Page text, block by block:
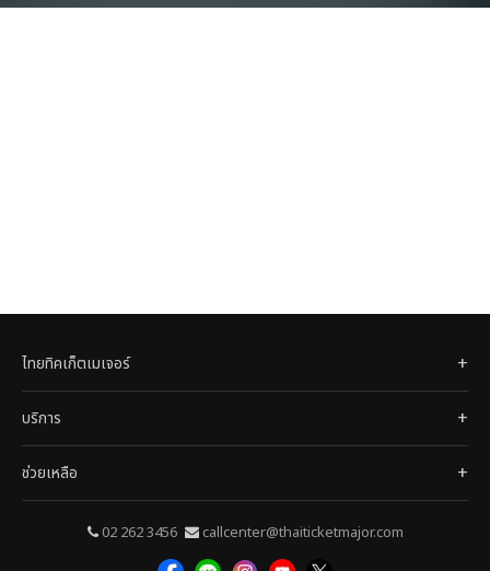
ไทยทิคเก็ตเมเจอร์
บริการ
ช่วยเหลือ
02 262 3456 callcenter@thaiticketmajor.com